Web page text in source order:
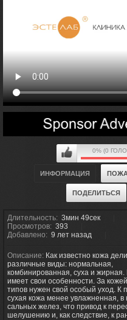
0% (0
ИНФОРМАЦИЯ
ПОДЕЛИТЬСЯ
Длительность: 3мин 49сек
Просмотров: 393
Добавлено: 9 лет назад
Описание: Как известно кожа
различные виды: нормальная,
комбинированная, суха и
имеет свои особенности. За
типов нужен свой особый уход. К
сухая кожа менее увлажненная,
сальных желез, что привод к
шелушению и, как следствие, к